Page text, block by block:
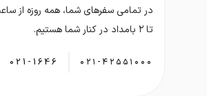
تا ۲ بامداد در کنار شما هستیم.
۰۲۱-۴۲۵۵۱۰۰۰ 021-1646